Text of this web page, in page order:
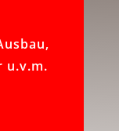
u.v.m.